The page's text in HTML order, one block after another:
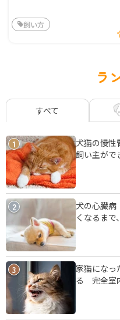
飼い方
ラ
すべて
1
犬猫の慢性
飼い主がで
2
犬の心臓
くなるま
3
家猫になっ
る 完全室